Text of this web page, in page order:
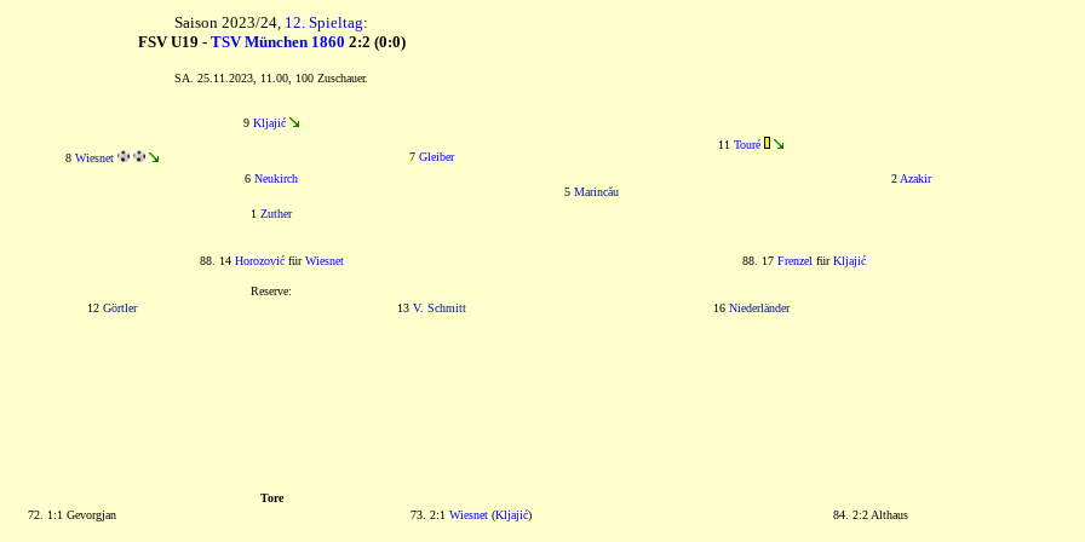
Saison 2023/24, 12. Spieltag:
FSV U19 - TSV München 1860 2:2 (0:0)
SA. 25.11.2023, 11.00, 100 Zuschauer.
9 Kljajić
8 Wiesnet 7 Gleiber
11 Touré
6 Neukirch
5 Marincău
2 Azakir
1 Zuther
88. 14 HorozovićfürWiesnet 88. 17 Frenzel fürKljajić
Reserve:
12 Görtler 13 V. Schmitt 16 Niederländer
Tore
72. 1:1 Gevorgjan
73. 2:1 Wiesnet (Kljajić) 84. 2:2 Althaus